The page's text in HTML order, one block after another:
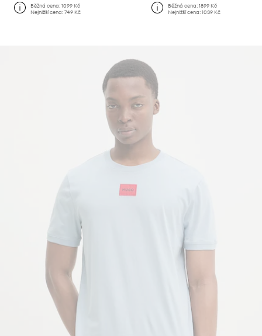
Běžná cena:1099 Kč
Nejnižší cena:749 Kč
Běžná cena: 1899 Kč
Nejnižší cena: 1039 Kč